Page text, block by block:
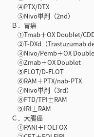
④PTX/DTX
⑤Nivo単剤（2nd）
Ｂ．胃癌
①Tmab＋OX Doublet/
②T-DXd（Trastuzumab
③Nivo/Pemb＋OX
④Zmab＋OX Doublet
⑤FLOT/D-FLOT
⑥RAM＋PTX/nab-PTX
⑦Nivo単剤（3rd）
⑧FTD/TPI±RAM
⑨IRI±RAM
Ｃ．大腸癌
①PANI＋FOLFOX